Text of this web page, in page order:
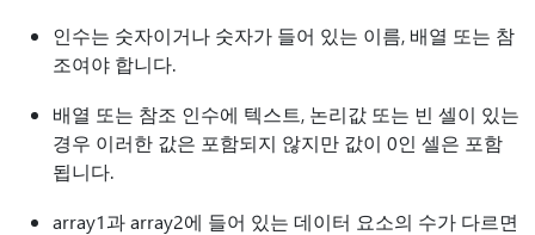
인수는 숫자이거나 숫자가 들어 있는 이름, 배열 또는 참
조여야 합니다.
배열 또는 참조 인수에 텍스트, 논리값 또는 빈 셀이 있는
경우 이러한 값은 포함되지 않지만 값이 0인 셀은 포함
됩니다.
array1과 array2에 들어 있는 데이터 요소의 수가 다르면